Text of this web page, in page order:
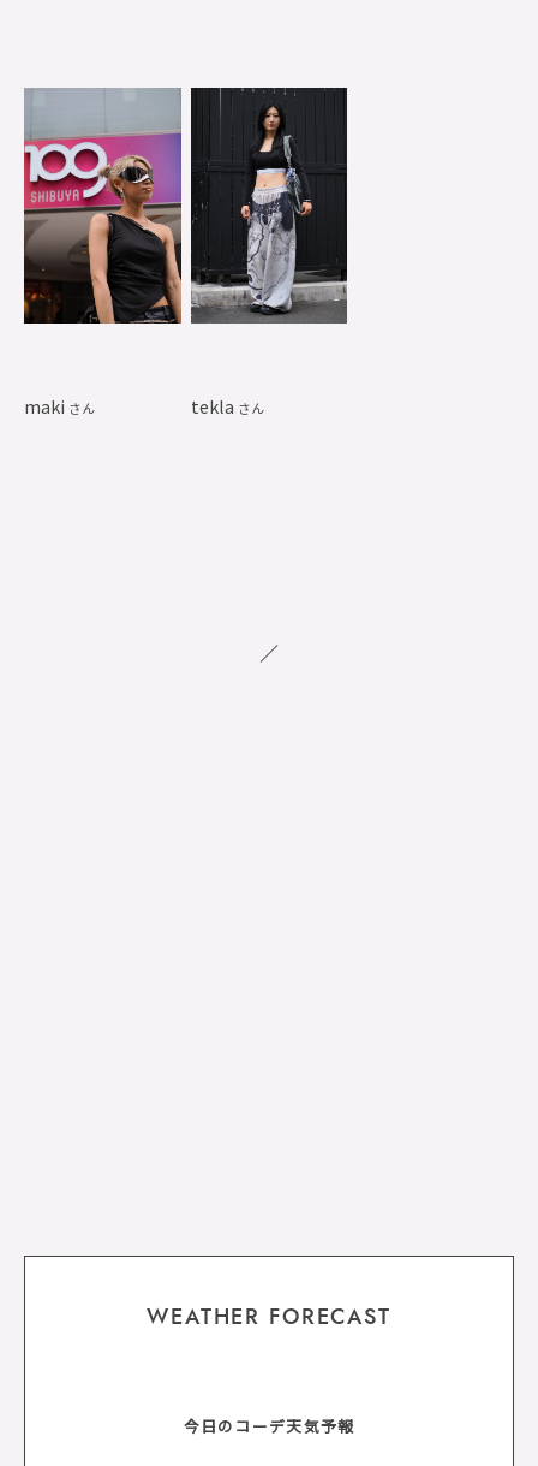
maki さん tekla さん
WEATHER FORECAST
今日のコーデ天気予報